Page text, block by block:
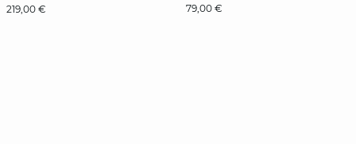
219,00 €
79,00 €